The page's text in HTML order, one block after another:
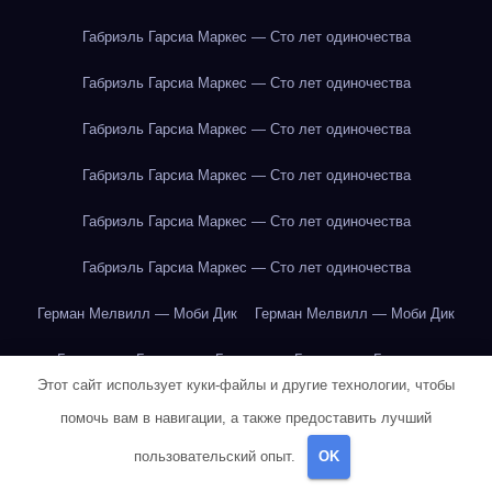
Габриэль Гарсиа Маркес — Сто лет одиночества
Габриэль Гарсиа Маркес — Сто лет одиночества
Габриэль Гарсиа Маркес — Сто лет одиночества
Габриэль Гарсиа Маркес — Сто лет одиночества
Габриэль Гарсиа Маркес — Сто лет одиночества
Габриэль Гарсиа Маркес — Сто лет одиночества
Герман Мелвилл — Моби Дик Герман Мелвилл — Моби Дик
Говядина Говядина Говядина Говядина Говядина
Говядина Говядина Говядина
Этот сайт использует куки-файлы и другие технологии, чтобы
помочь вам в навигации, а также предоставить лучший
пользовательский опыт. OK